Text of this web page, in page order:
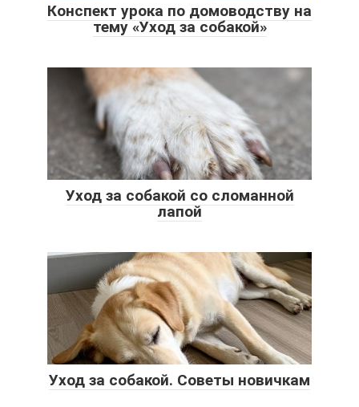
Конспект урока по домоводству на
тему «Уход за собакой»
Уход за собакой со сломанной
лапой
Уход за собакой. Советы новичкам